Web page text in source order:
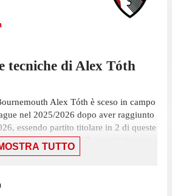
tecniche di Alex Tóth
Alex Tóth è sceso in campo
nel 2025/2026 dopo aver raggiunto
essendo partito titolare in 2 di queste
a gara in corso, in 7 occasioni.
Forest, nel pareggio per 1-
TUTTO